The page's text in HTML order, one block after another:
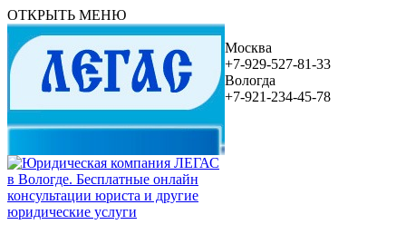
ОТКРЫТЬ МЕНЮ
Москва
+7-929-527-81-33
Вологда
+7-921-234-45-78